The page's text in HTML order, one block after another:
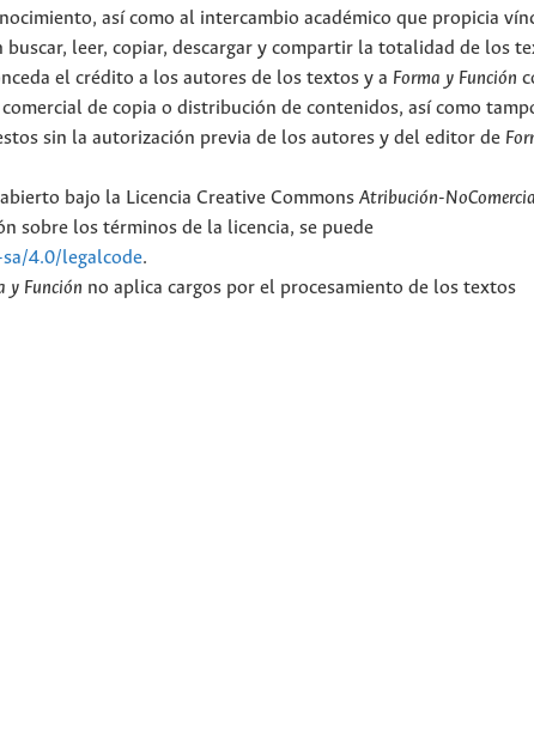
así como al intercambio académico que propicia
leer, copiar, descargar y compartir la totalidad de los
el crédito a los autores de los textos y a Forma y Función
de copia o distribución de contenidos, así como
sin la autorización previa de los autores y del editor de
bajo la Licencia Creative Commons Atribución-
sobre los términos de la licencia, se puede
4.0/legalcode.
y Función no aplica cargos por el procesamiento de los textos